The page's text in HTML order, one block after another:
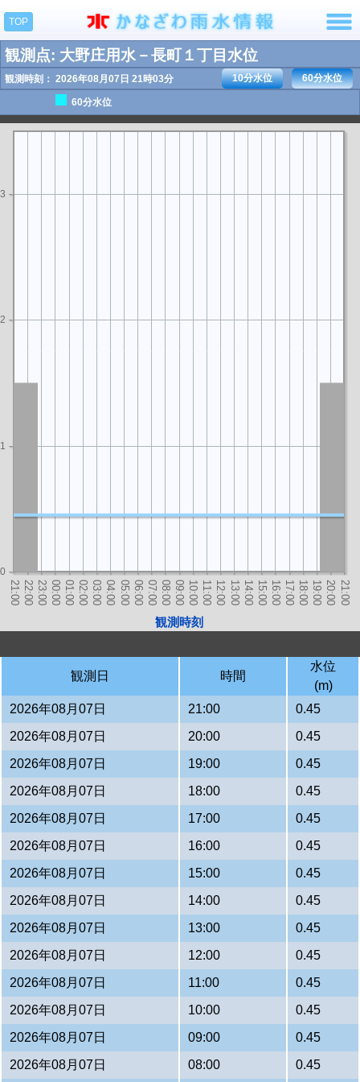
TOP
観測点: 大野庄用水－長町１丁目水位
観測時刻： 2026年08月07日 21時03分 60分水位
10分水位
60分水位
観測時刻
0
1
2
3
4
観測日 時間
水位
(m)
2026年08月07日
21:00
0.45
2026年08月07日
20:00
0.45
2026年08月07日
19:00
0.45
2026年08月07日
18:00
0.45
2026年08月07日
17:00
0.45
2026年08月07日
16:00
0.45
2026年08月07日
15:00
0.45
2026年08月07日
14:00
0.45
2026年08月07日
13:00
0.45
2026年08月07日
12:00
0.45
2026年08月07日
11:00
0.45
2026年08月07日
10:00
0.45
2026年08月07日
09:00
0.45
2026年08月07日
08:00 0.45